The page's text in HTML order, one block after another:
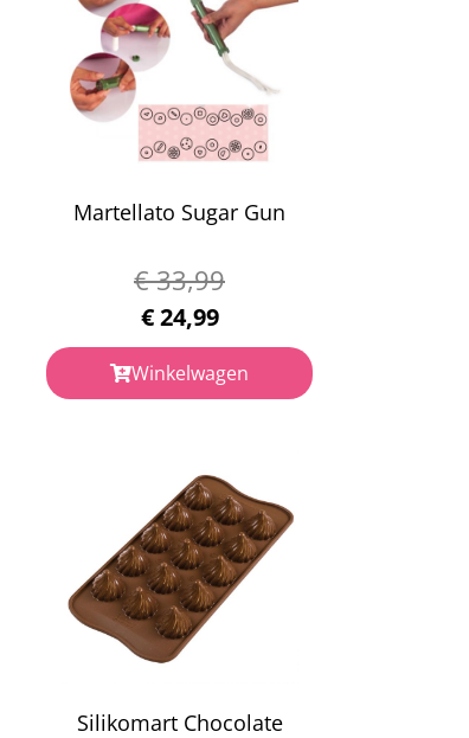
Martellato Sugar Gun
€33,99
€24,99
Winkelwagen
Silikomart Chocolate